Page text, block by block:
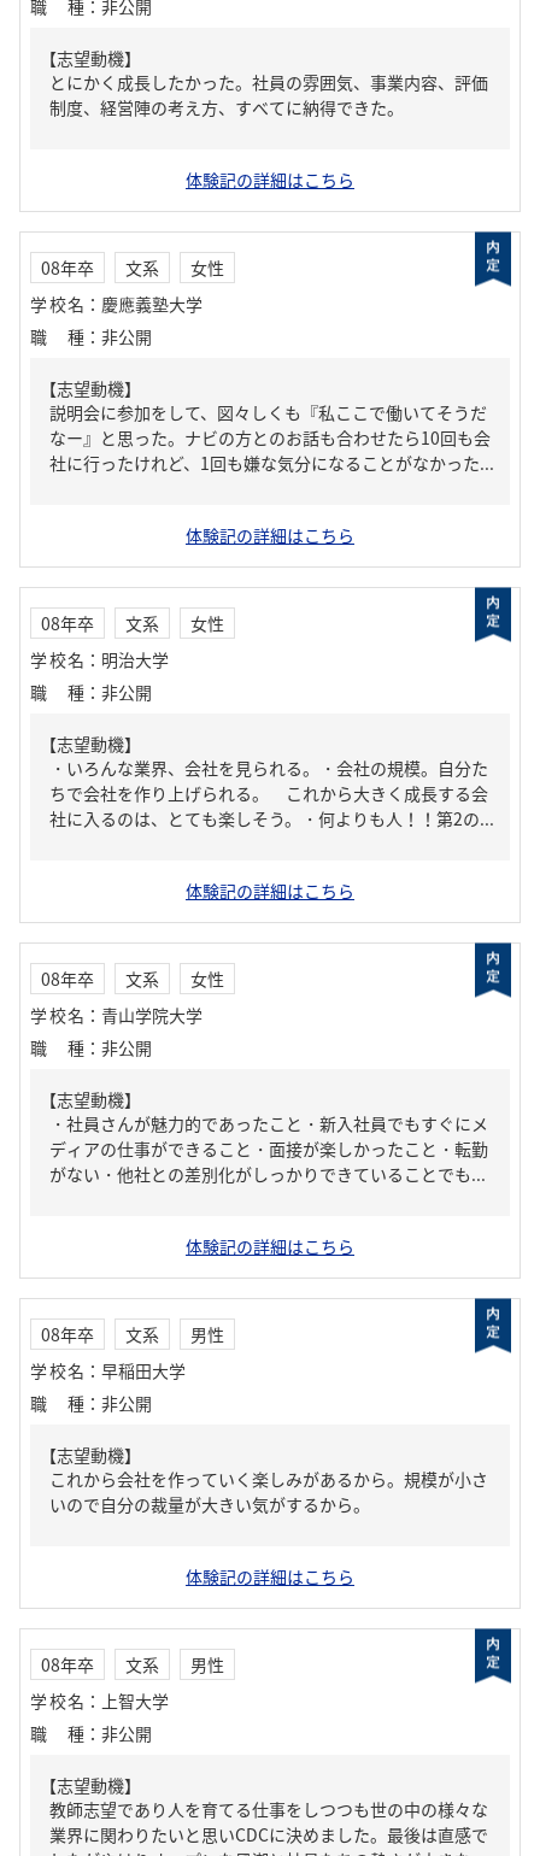
職種 ： 非公開
【志望動機】
とにかく成長したかった。社員の雰囲気、事業内容、評価
制度、経営陣の考え方、すべてに納得できた。
体験記の詳細はこちら
08年卒 文系
女性
学校名 ： 慶應義塾大学
職種 ： 非公開
【志望動機】
説明会に参加をして、図々しくも『私ここで働いてそうだ
なー』と思った。ナビの方とのお話も合わせたら10回も会
社に行ったけれど、1回も嫌な気分になることがなかった...
体験記の詳細はこちら
08年卒 文系
女性
学校名 ： 明治大学
職種 ： 非公開
【志望動機】
・いろんな業界、会社を見られる。・会社の規模。自分た
ちで会社を作り上げられる。 これから大きく成長する会
社に入るのは、とても楽しそう。・何よりも人！！第2の...
体験記の詳細はこちら
08年卒 文系
女性
学校名 ： 青山学院大学
職種 ： 非公開
【志望動機】
・社員さんが魅力的であったこと・新入社員でもすぐにメ
ディアの仕事ができること・面接が楽しかったこと・転勤
がない・他社との差別化がしっかりできていることでも...
体験記の詳細はこちら
08年卒 文系
男性
学校名 ： 早稲田大学
職種 ： 非公開
【志望動機】
これから会社を作っていく楽しみがあるから。規模が小さ
いので自分の裁量が大きい気がするから。
体験記の詳細はこちら
08年卒 文系
男性
学校名 ： 上智大学
職種 ： 非公開
【志望動機】
教師志望であり人を育てる仕事をしつつも世の中の様々な
業界に関わりたいと思いCDCに決めました。最後は直感で